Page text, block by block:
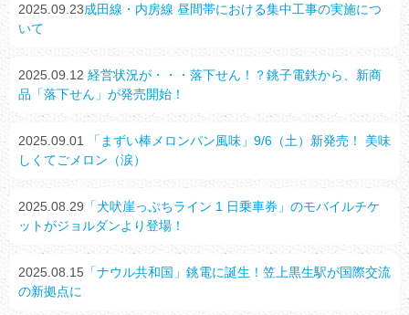
2025.09.23成田線・内房線 昼間帯における集中工事の実施につ
いて
2025.09.12 経営状況が・・・落下せん！？銚子電鉄から、新商
品「落下せん」が発売開始！
2025.09.01
「まずい棒メロンパン風味」9/6（土）新発売！ 美味
しくてごメロン（涙）
2025.08.29 「犬吠崖っぷちライン 1 日乗車券」のモバイルチケ
ットがジョルダンより登場！
2025.08.15 「ナウル共和国」銚電に誕生！笠上黒生駅が国際交流
の新拠点に